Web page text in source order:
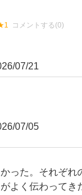
コメントする(0)
07/21
07/05
った。それぞれ
よく伝わってき